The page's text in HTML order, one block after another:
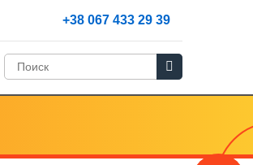
+38 067 433 29 39